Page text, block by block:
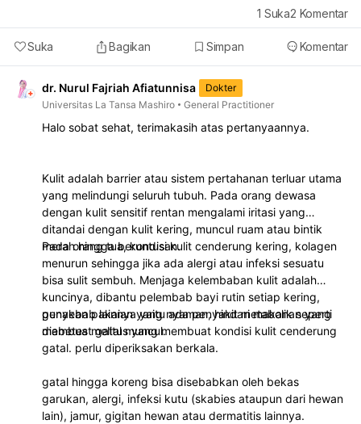
Suka Bagikan Simpan Komentar
1 Suka2 Komentar
dr. Nurul Fajriah Afiatunnisa
Dokter
Universitas La Tansa Mashiro
General Practitioner
Halo sobat sehat, terimakasih atas pertanyaannya.
Kulit adalah barrier atau sistem pertahanan terluar utama
yang melindungi seluruh tubuh. Pada orang dewasa
dengan kulit sensitif rentan mengalami iritasi yang
ditandai dengan kulit kering, muncul ruam atau bintik
merah hingga beruntusan.
Pada orang tua, kondisi kulit cenderung kering, kolagen
menurun sehingga jika ada alergi atau infeksi sesuatu
bisa sulit sembuh. Menjaga kelembaban kulit adalah
kuncinya, dibantu pelembab bayi rutin setiap kering,
gunakan pakaian yang nyaman, hindari makanan yang
membuat gatal muncul.
penyebab lainnya yaitu ada penyakit metabolik seperti
diabetes melitus yang membuat kondisi kulit cenderung
gatal. perlu diperiksakan berkala.
gatal hingga koreng bisa disebabkan oleh bekas
garukan, alergi, infeksi kutu (skabies ataupun dari hewan
lain), jamur, gigitan hewan atau dermatitis lainnya.